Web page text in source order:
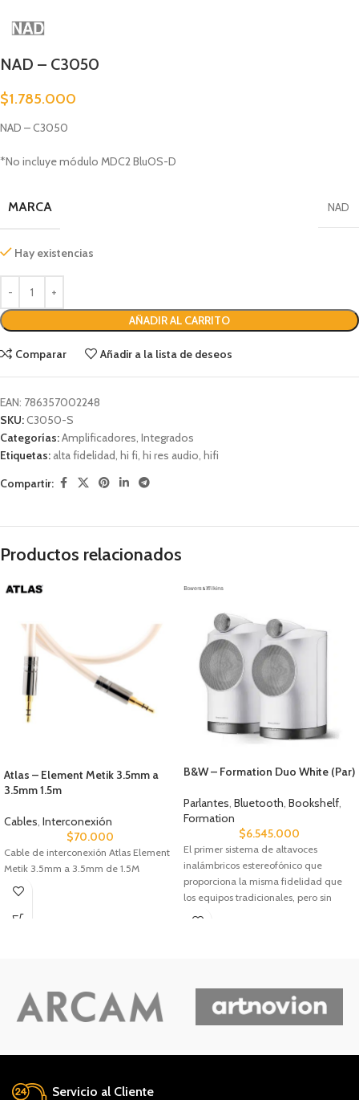
NAD – C3050
$1.785.000
NAD – C3050
*No incluye módulo MDC2 BluOS-D
MARCA NAD
Hay existencias
AÑADIR AL CARRITO
Comparar Añadir a la lista de deseos
EAN: 786357002248
SKU:C3050-S
Categorías:Amplificadores, Integrados
Etiquetas: alta fidelidad, hi fi, hi res audio, hifi
Compartir:
Productos relacionados
Atlas – Element Metik 3.5mm a
3.5mm 1.5m
Cables, Interconexión
$70.000
Cable de interconexión Atlas Element
Metik 3.5mm a 3.5mm de 1.5M
B&W – Formation Duo White (Par)
Parlantes, Bluetooth, Bookshelf,
Formation
$6.545.000
El primer sistema de altavoces
inalámbricos estereofónico que
proporciona la misma fidelidad que
los equipos tradicionales, pero sin
cables. El Duo incorpora la misma
Servicio al Cliente